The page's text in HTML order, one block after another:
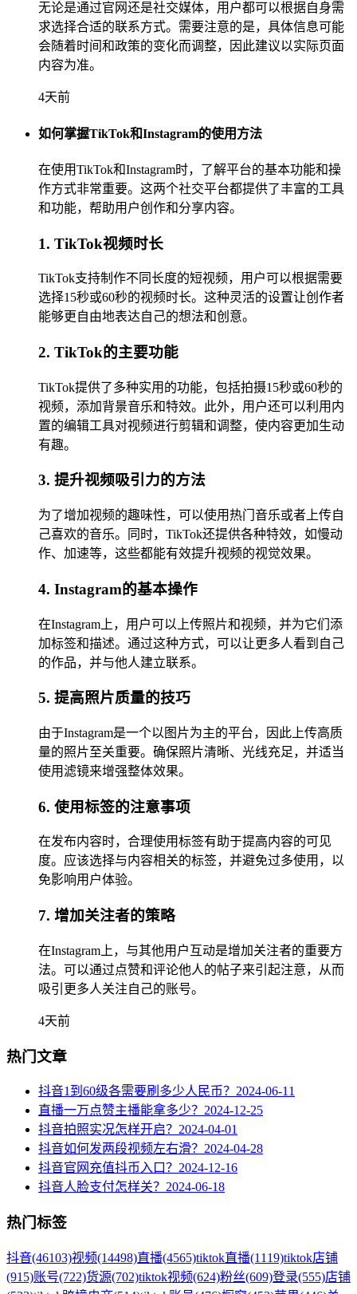
无论是通过官网还是社交媒体，用户都可以根据自身需
求选择合适的联系方式。需要注意的是，具体信息可能
会随着时间和政策的变化而调整，因此建议以实际页面
内容为准。
4天前
如何掌握TikTok和Instagram的使用方法
在使用TikTok和Instagram时，了解平台的基本功能和操
作方式非常重要。这两个社交平台都提供了丰富的工具
和功能，帮助用户创作和分享内容。
1. TikTok视频时长
TikTok支持制作不同长度的短视频，用户可以根据需要
选择15秒或60秒的视频时长。这种灵活的设置让创作者
能够更自由地表达自己的想法和创意。
2. TikTok的主要功能
TikTok提供了多种实用的功能，包括拍摄15秒或60秒的
视频，添加背景音乐和特效。此外，用户还可以利用内
置的编辑工具对视频进行剪辑和调整，使内容更加生动
有趣。
3. 提升视频吸引力的方法
为了增加视频的趣味性，可以使用热门音乐或者上传自
己喜欢的音乐。同时，TikTok还提供各种特效，如慢动
作、加速等，这些都能有效提升视频的视觉效果。
4. Instagram的基本操作
在Instagram上，用户可以上传照片和视频，并为它们添
加标签和描述。通过这种方式，可以让更多人看到自己
的作品，并与他人建立联系。
5. 提高照片质量的技巧
由于Instagram是一个以图片为主的平台，因此上传高质
量的照片至关重要。确保照片清晰、光线充足，并适当
使用滤镜来增强整体效果。
6. 使用标签的注意事项
在发布内容时，合理使用标签有助于提高内容的可见
度。应该选择与内容相关的标签，并避免过多使用，以
免影响用户体验。
7. 增加关注者的策略
在Instagram上，与其他用户互动是增加关注者的重要方
法。可以通过点赞和评论他人的帖子来引起注意，从而
吸引更多人关注自己的账号。
4天前
热门文章
抖音1到60级各需要刷多少人民币？ 2024-06-11
直播一万点赞主播能拿多少？ 2024-12-25
抖音拍照实况怎样开启？ 2024-04-01
抖音如何发两段视频左右滑？ 2024-04-28
抖音官网充值抖币入口？ 2024-12-16
抖音人脸支付怎样关？ 2024-06-18
热门标签
抖音(46103)视频(14498)直播(4565)tiktok直播(1119)tiktok店铺
(915)账号(722)货源(702)tiktok视频(624)粉丝(609)登录(555)店铺